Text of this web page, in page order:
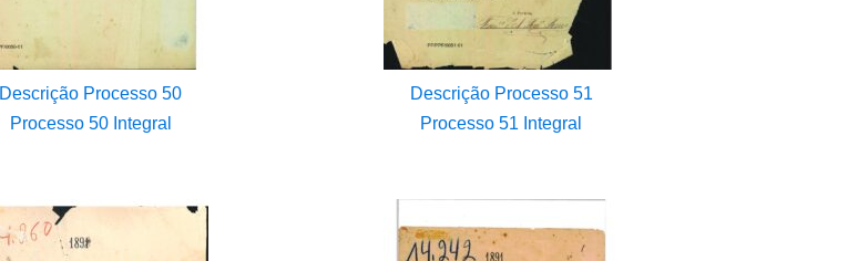
Descrição Processo 50
Descrição Processo 51
Processo 50 Integral Processo 51 Integral